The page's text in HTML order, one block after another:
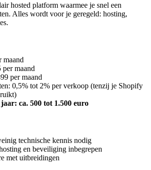
hosted platform waarmee je snel een
Alles wordt voor je geregeld: hosting,
maand
maand
per maand
0,5% tot 2% per verkoop (tenzij je Shopify
ca. 500 tot 1.500 euro
technische kennis nodig
en beveiliging inbegrepen
met uitbreidingen